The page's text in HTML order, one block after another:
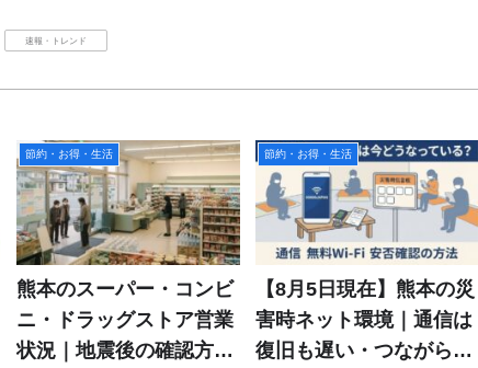
速報・トレンド
節約・お得・生活
熊本のスーパー・コンビ
ニ・ドラッグストア営業
状況｜地震後の確認方法
節約・お得・生活
【8月5日現在】熊本の災
害時ネット環境｜通信は
復旧も遅い・つながらな